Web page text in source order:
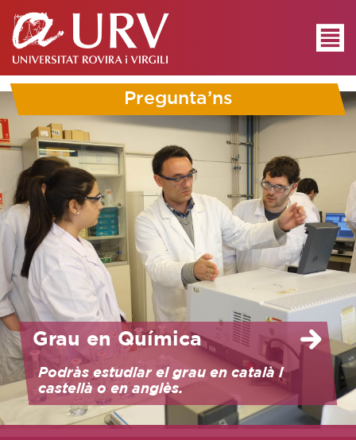
Pregunta’ns
Grau en Química
Podràs estudiar el grau en català i
castellà o en anglès.